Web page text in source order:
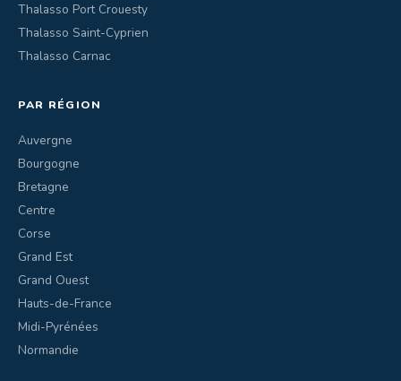
Thalasso Port Crouesty
Thalasso Saint-Cyprien
Thalasso Carnac
PAR RÉGION
Auvergne
Bourgogne
Bretagne
Centre
Corse
Grand Est
Grand Ouest
Hauts-de-France
Midi-Pyrénées
Normandie